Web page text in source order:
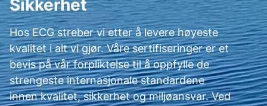
Sikkerhet
Hos ECG streber vi etter å levere høyeste
kvalitet i alt vi gjør. Våre sertifiseringer er et
bevis på vår forpliktelse til å oppfylle de
strengeste internasjonale standardene
innen kvalitet, sikkerhet og miljøansvar. Ved